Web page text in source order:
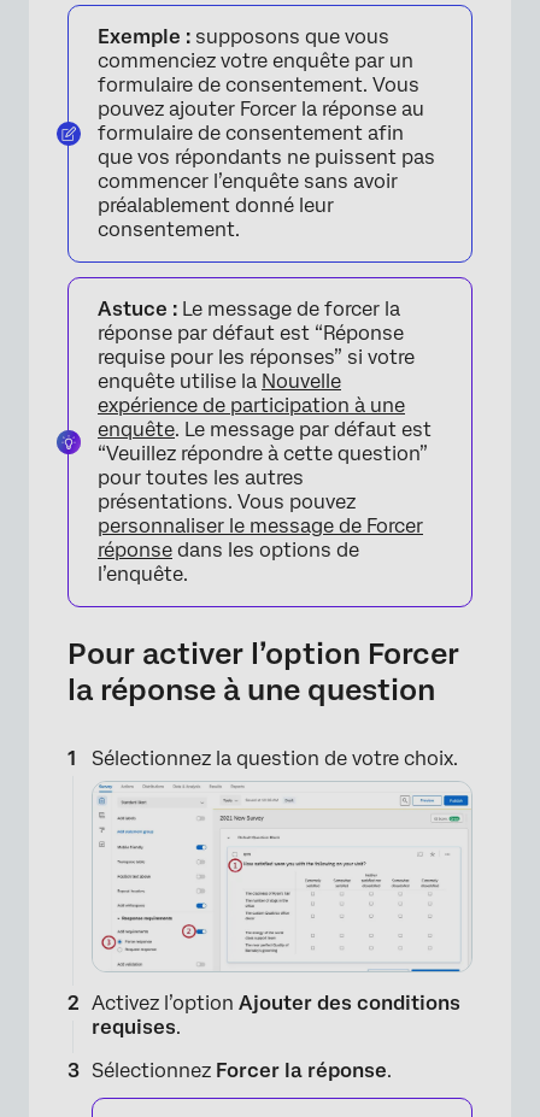
Exemple : supposons que vous
commenciez votre enquête par un
formulaire de consentement. Vous
pouvez ajouter Forcer la réponse au
formulaire de consentement afin
que vos répondants ne puissent pas
commencer l’enquête sans avoir
préalablement donné leur
consentement.
Astuce : Le message de forcer la
réponse par défaut est “Réponse
requise pour les réponses” si votre
enquête utilise la Nouvelle
expérience de participation à une
enquête. Le message par défaut est
“Veuillez répondre à cette question”
pour toutes les autres
présentations. Vous pouvez
personnaliser le message de Forcer
réponse dans les options de
l’enquête.
Pour activer l’option Forcer
la réponse à une question
Sélectionnez la question de votre choix.
Activez l’option Ajouter des conditions
requises.
Sélectionnez Forcer la réponse.